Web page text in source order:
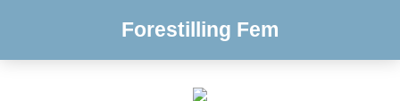
Forestilling Fem